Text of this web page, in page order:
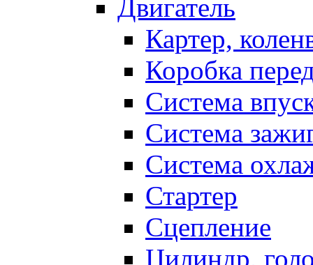
Двигатель
Картер,
Коробка
Система
Система
Система
Стартер
Сцепление
Цилиндр,